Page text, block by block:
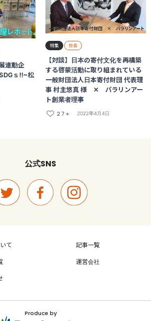
連動企
ｓ‼~松
特集 社会
【対談】日本の寄付文化を再構築
する啓蒙活動に取り組まれている
一般財団法人日本寄付財団 代表理
事 村主悠真 様 ✕ パラリンアー
ト創業者理事
27+
2022年4月4日
公式SNS
て 記事一覧
運営会社
Produce by